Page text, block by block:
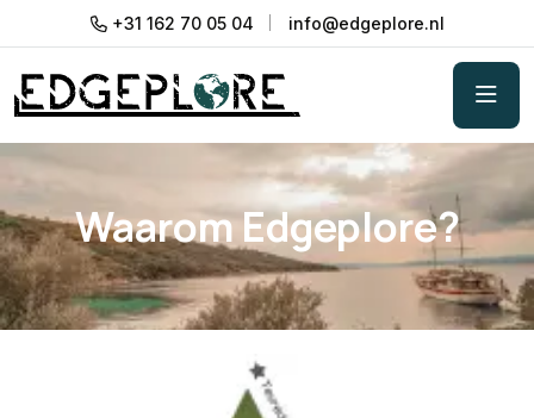
+31 162 70 05 04 info@edgeplore.nl
Waarom Edgeplore?